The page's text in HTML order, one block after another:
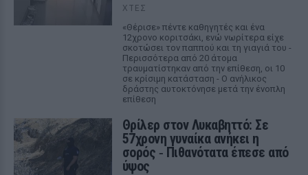
ΧΤΕΣ
«Θέρισε» πέντε καθηγητές και ένα
12χρονο κοριτσάκι, ενώ νωρίτερα είχε
σκοτώσει τον παππού και τη γιαγιά του -
Περισσότερα από 20 άτομα
τραυματίστηκαν από την επίθεση, οι 10
σε κρίσιμη κατάσταση - Ο ανήλικος
δράστης αυτοκτόνησε μετά την ένοπλη
επίθεση
Θρίλερ στον Λυκαβηττό: Σε
57χρονη γυναίκα ανήκει η
σορός ‑ Πιθανότατα έπεσε από
ύψος